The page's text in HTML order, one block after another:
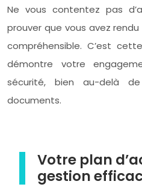
Ne vous contentez pas
prouver que vous avez
compréhensible. C’est
démontre votre
sécurité, bien au-delà
documents.
Votre plan
gestion